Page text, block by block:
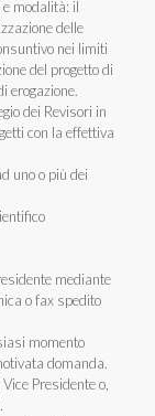
modalità: il
delle
nei limiti
del progetto di
erogazione.
dei Revisori in
con la effettiva
uno o più dei
mediante
o fax spedito
momento
domanda.
Presidente o,